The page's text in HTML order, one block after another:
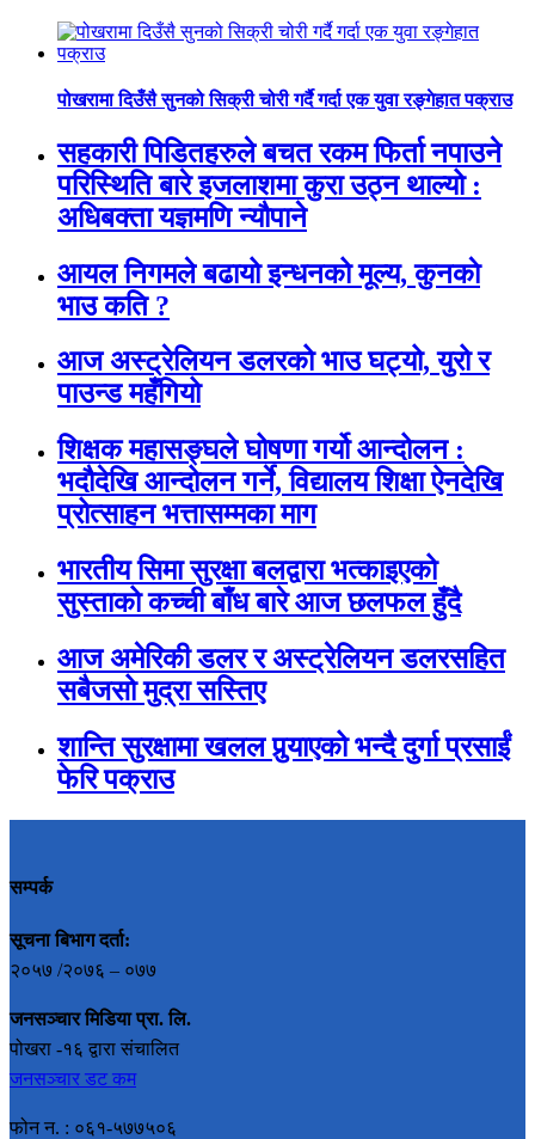
पोखरामा दिउँसै सुनको सिक्री चोरी गर्दै गर्दा एक युवा रङ्गेहात पक्राउ
सहकारी पिडितहरुले बचत रकम फिर्ता नपाउने
परिस्थिति बारे इजलाशमा कुरा उठ्न थाल्यो :
अधिबक्ता यज्ञमणि न्यौपाने
आयल निगमले बढायो इन्धनको मूल्य, कुनकाे
भाउ कति ?
आज अस्ट्रेलियन डलरको भाउ घट्यो, युरो र
पाउन्ड महँगियो
शिक्षक महासङ्घले घोषणा गर्यो आन्दोलन :
भदौदेखि आन्दोलन गर्ने, विद्यालय शिक्षा ऐनदेखि
प्रोत्साहन भत्तासम्मका माग
भारतीय सिमा सुरक्षा बलद्वारा भत्काइएको
सुस्ताको कच्ची बाँध बारे आज छलफल हुँदै
आज अमेरिकी डलर र अस्ट्रेलियन डलरसहित
सबैजसो मुद्रा सस्तिए
शान्ति सुरक्षामा खलल पुर्‍याएको भन्दै दुर्गा प्रसाईं
फेरि पक्राउ
सम्पर्क
सूचना बिभाग दर्ता:
२०५७ /२०७६ – ०७७
जनसञ्चार मिडिया प्रा. लि.
पोखरा -१६ द्वारा संचालित
जनसञ्चार डट कम
फोन न. : ०६१-५७७५०६